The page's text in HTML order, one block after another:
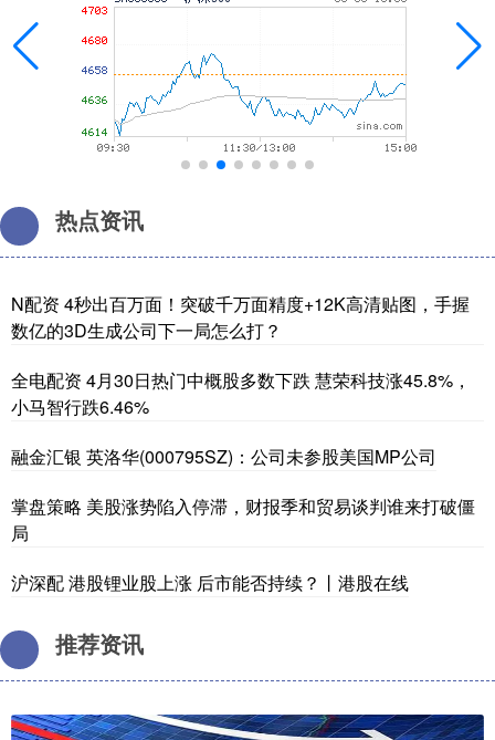
热点资讯
N配资 4秒出百万面！突破千万面精度+12K高清贴图，手握
数亿的3D生成公司下一局怎么打？
全电配资 4月30日热门中概股多数下跌 慧荣科技涨45.8%，
小马智行跌6.46%
融金汇银 英洛华(000795SZ)：公司未参股美国MP公司
掌盘策略 美股涨势陷入停滞，财报季和贸易谈判谁来打破僵
局
沪深配 港股锂业股上涨 后市能否持续？丨港股在线
推荐资讯